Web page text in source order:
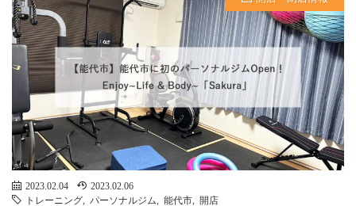
2023.02.04
2023.02.06
トレーニング
パーソナルジム 能代市 開店